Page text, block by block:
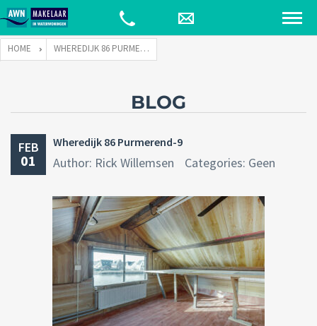
HOME WHEREDIJK 86 PURMEREND-9
BLOG
FEB
01
Wheredijk 86 Purmerend-9
Author: Rick Willemsen Categories: Geen